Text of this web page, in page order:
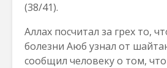
(38/41).
Аллах посчитал за грех то,
болезни Аюб узнал от
сообщил человеку о том, что